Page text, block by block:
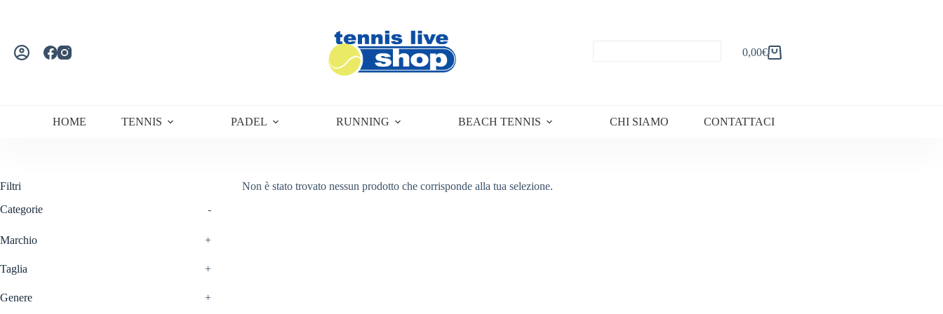
Carrello
0,00€
HOME TENNIS PADEL RUNNING BEACH TENNIS CHI SIAMO CONTATTACI
Non è stato trovato nessun prodotto che corrisponde alla tua selezione.
Filtri
Categorie
-
Marchio +
Taglia +
Genere +